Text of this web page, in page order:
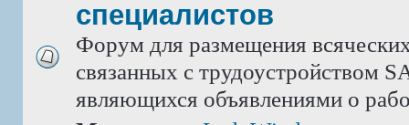
специалистов
Форум для размещения
связанных с трудоустройством
являющихся объявлениями о